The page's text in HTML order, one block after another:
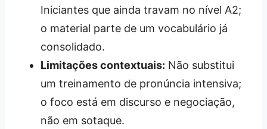
Iniciantes que ainda travam no nível A2;
o material parte de um vocabulário já
consolidado.
Limitações contextuais: Não substitui
um treinamento de pronúncia intensiva;
o foco está em discurso e negociação,
não em sotaque.